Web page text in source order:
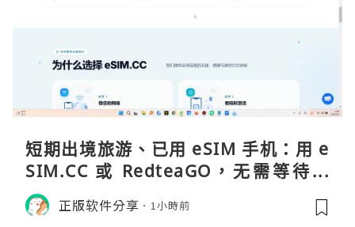
短期出境旅游、已用 eSIM 手机：用 e
SIM.CC 或 RedteaGO，无需等待收
货。需要“当地号码 + 通话短信”（如
打车、外卖、客户联络）：优先 Redt
正版软件分享 1小時前